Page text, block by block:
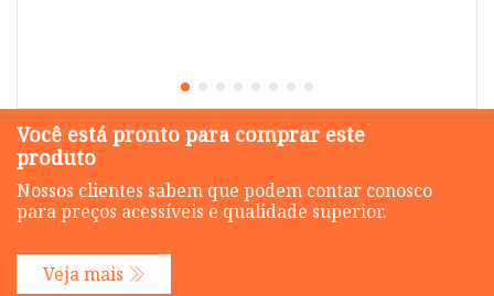
Você está pronto para comprar este
produto
Nossos clientes sabem que podem contar conosco
para preços acessíveis e qualidade superior.
Veja mais